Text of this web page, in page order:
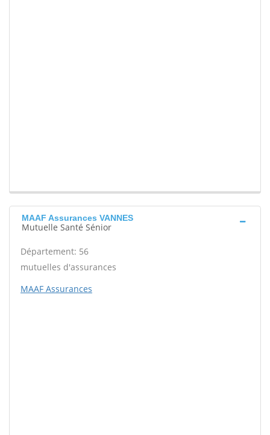
MAAF Assurances VANNES
Mutuelle Santé Sénior
Département: 56
mutuelles d'assurances
MAAF Assurances